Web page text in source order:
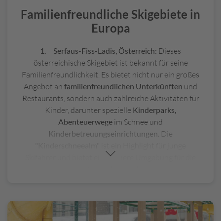
Einig familienfreundliche Skigebiete in Europa, die sich
besonders auf die Bedürfnisse von Familien
Frankreich und Italien zu finden.
Familienfreundliche Skigebiete in
Europa
1. Serfaus-Fiss-Ladis, Österreich: Dieses
österreichische Skigebiet ist bekannt für seine
Familienfreundlichkeit. Es bietet nicht nur ein großes
Angebot an familienfreundlichen Unterkünften und
Restaurants, sondern auch zahlreiche Aktivitäten für
Kinder, darunter spezielle Kinderparks,
Abenteuerwege im Schnee und
Kinderbetreuungseinrichtungen. Die
Skifahrer und bietet eine sichere Umgebung für die
Skigebiets Paradiski bietet La Plagne eine Fülle von